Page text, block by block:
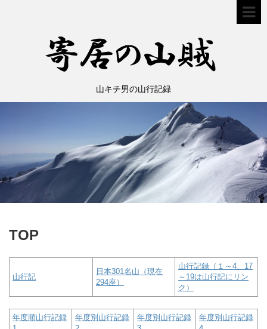
山キチ男の山行記録
TOP
山行記
日本301名山（現在
294座）
山行記録（１～4、17
～19は山行記にリン
ク）
年度順山行記録
年度別山行記録
年度別山行記録
年度別山行記録